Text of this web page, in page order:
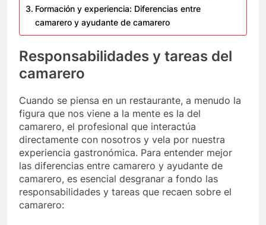
Formación y experiencia: Diferencias entre
camarero y ayudante de camarero
Responsabilidades y tareas del
camarero
Cuando se piensa en un restaurante, a menudo la
figura que nos viene a la mente es la del
camarero, el profesional que interactúa
directamente con nosotros y vela por nuestra
experiencia gastronómica. Para entender mejor
las diferencias entre camarero y ayudante de
camarero, es esencial desgranar a fondo las
responsabilidades y tareas que recaen sobre el
camarero: